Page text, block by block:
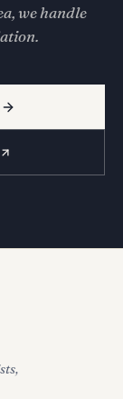
we handle